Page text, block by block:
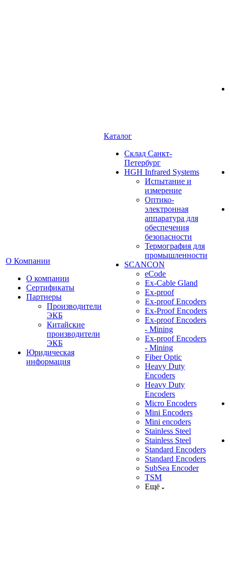
О Компании
О компании
Сертификаты
Партнеры
Производители
ЭКБ
Китайские
производители
ЭКБ
Юридическая
информация
Каталог
Cклад Санкт-
Петербург
HGH Infrared Systems
Испытание и
измерение
Оптико-
электронная
аппаратура для
обеспечения
безопасности
Термография для
промышленности
SCANCON
eCode
Ex-Cable Gland
Ex-proof
Ex-proof Encoders
Ex-Proof Encoders
Ex-proof Encoders
- Mining
Ex-proof Encoders
- Mining
Fiber Optic
Heavy Duty
Encoders
Heavy Duty
Encoders
Micro Encoders
Mini Encoders
Mini encoders
Stainless Steel
Stainless Steel
Standard Encoders
Standard Encoders
SubSea Encoder
TSM
Ещё